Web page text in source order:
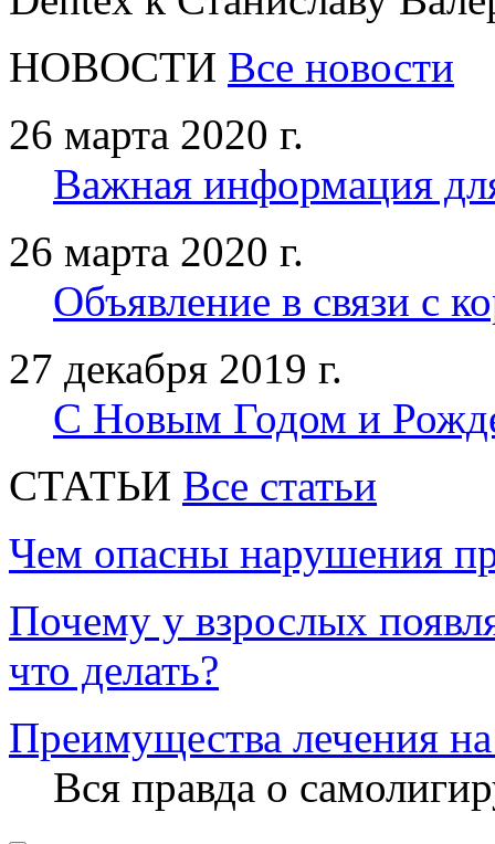
НОВОСТИ Все новости
26 марта 2020 г.
Важная информация
26 марта 2020 г.
Объявление в связи с
27 декабря 2019 г.
С Новым Годом и
CТАТЬИ Все статьи
Чем опасны нарушения
Почему у взрослых
что делать?
Преимущества лечения
Вся правда о